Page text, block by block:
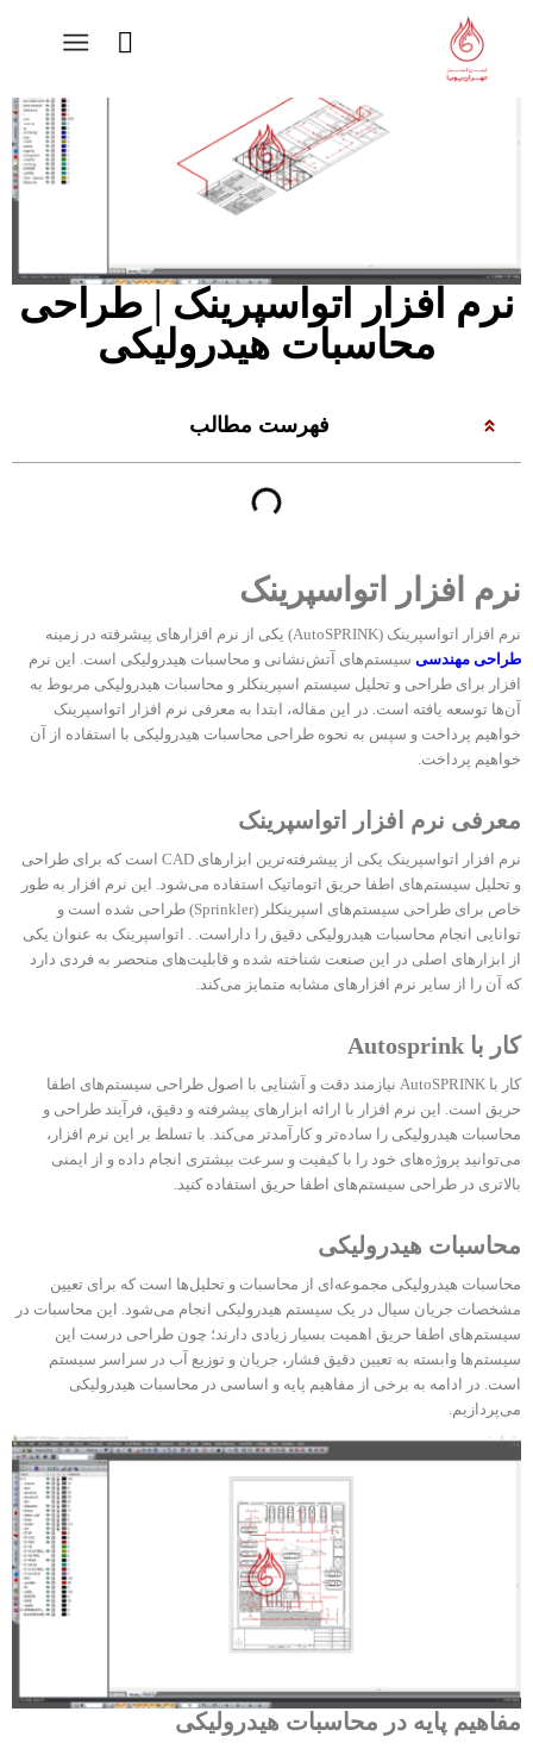
نرم افزار اتواسپرینک | طراحی
محاسبات هیدرولیکی
فهرست مطالب
نرم افزار اتواسپرینک
نرم‌ افزار اتواسپرینک (AutoSPRINK) یکی از نرم‌ افزارهای پیشرفته در زمینه
طراحی مهندسی سیستم‌های آتش‌نشانی و محاسبات هیدرولیکی است. این نرم‌
افزار برای طراحی و تحلیل سیستم‌ اسپرینکلر و محاسبات هیدرولیکی مربوط به
آن‌ها توسعه یافته است. در این مقاله، ابتدا به معرفی نرم‌ افزار اتواسپرینک
خواهیم پرداخت و سپس به نحوه طراحی محاسبات هیدرولیکی با استفاده از آن
خواهیم پرداخت.
معرفی نرم‌ افزار اتواسپرینک
نرم‌ افزار اتواسپرینک یکی از پیشرفته‌ترین ابزارهای CAD است که برای طراحی
و تحلیل سیستم‌های اطفا حریق اتوماتیک استفاده می‌شود. این نرم‌ افزار به طور
خاص برای طراحی سیستم‌های اسپرینکلر (Sprinkler) طراحی شده است و
توانایی انجام محاسبات هیدرولیکی دقیق را داراست. . اتواسپرینک به‌ عنوان یکی
از ابزارهای اصلی در این صنعت شناخته شده و قابلیت‌های منحصر به فردی دارد
که آن را از سایر نرم‌ افزارهای مشابه متمایز می‌کند.
کار با Autosprink
کار با AutoSPRINK نیازمند دقت و آشنایی با اصول طراحی سیستم‌های اطفا
حریق است. این نرم‌ افزار با ارائه ابزارهای پیشرفته و دقیق، فرآیند طراحی و
محاسبات هیدرولیکی را ساده‌تر و کارآمدتر می‌کند. با تسلط بر این نرم‌ افزار،
می‌توانید پروژه‌های خود را با کیفیت و سرعت بیشتری انجام داده و از ایمنی
بالاتری در طراحی سیستم‌های اطفا حریق استفاده کنید.
محاسبات هیدرولیکی
محاسبات هیدرولیکی مجموعه‌ای از محاسبات و تحلیل‌ها است که برای تعیین
مشخصات جریان سیال در یک سیستم هیدرولیکی انجام می‌شود. این محاسبات در
سیستم‌های اطفا حریق اهمیت بسیار زیادی دارند؛ چون طراحی درست این
سیستم‌ها وابسته به تعیین دقیق فشار، جریان و توزیع آب در سراسر سیستم
است. در ادامه به برخی از مفاهیم پایه و اساسی در محاسبات هیدرولیکی
می‌پردازیم.
مفاهیم پایه در محاسبات هیدرولیکی